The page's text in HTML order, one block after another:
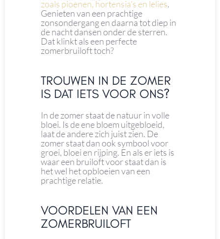
zoals pioenen, hortensia’s en lelies.
Genieten van een prachtige
zonsondergang en daarna tot diep in
de nacht dansen onder de sterren.
Dat klinkt als een perfecte
zomerbruiloft toch?
TROUWEN IN DE ZOMER
IS DAT IETS VOOR ONS?
In de zomer staat de natuur in volle
bloei. Is de ene bloem uitgebloeid,
laat de andere zich juist zien. De
zomer staat dan ook symbool voor
groei, bloei en rijping. En als er iets is
waar een bruiloft voor staat dan is
het wel het opbloeien van een
prachtige relatie.
VOORDELEN VAN EEN
ZOMERBRUILOFT